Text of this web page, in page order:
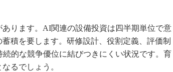
ります。AI関連の設備投資は四半期単位で意
積を要します。研修設計、役割定義、評価制
的な競争優位に結びつきにくい状況です。育
るでしょう。